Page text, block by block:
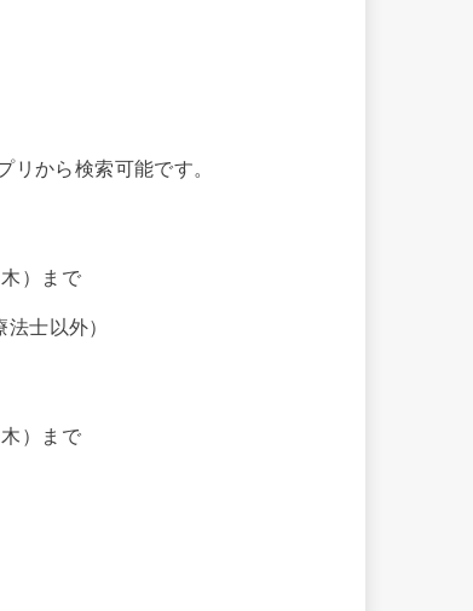
リから検索可能です。
）まで
士以外）
）まで